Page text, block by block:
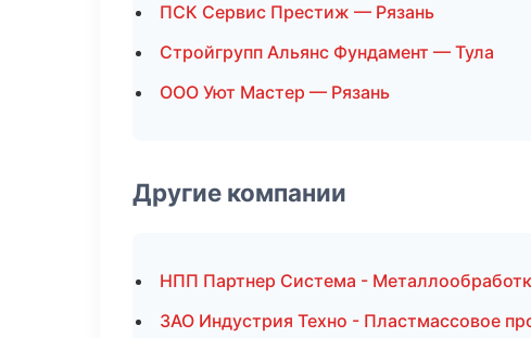
ПСК Сервис Престиж — Рязань
Стройгрупп Альянс Фундамент — Тула
ООО Уют Мастер — Рязань
Другие компании
НПП Партнер Система -
ЗАО Индустрия Техно - Пластмассовое